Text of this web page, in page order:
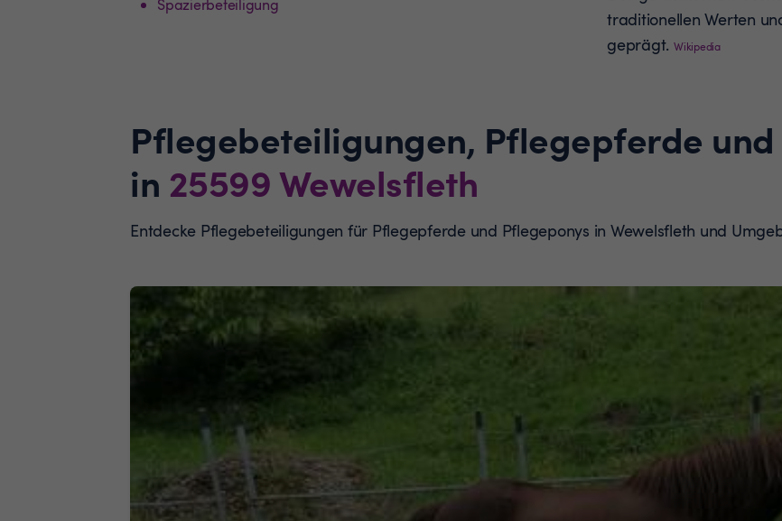
Spazierbeteiligung
traditionellen Werten
geprägt. Wikipedia
Pflegebeteiligungen, Pflegepferde
in 25599Wewelsfleth
Entdecke Pflegebeteiligungen für Pflegepferde und Pflegeponys in Wewelsfleth und